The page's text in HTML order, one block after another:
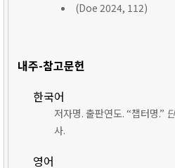
(Doe 2024, 112)
내주-참고문헌
한국어
저자명. 출판연도. “챕터명.”
사.
영어